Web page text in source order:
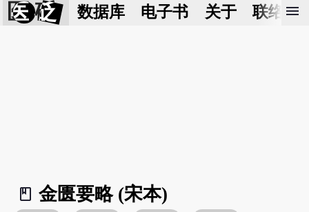
医 砭 数据库 电子书 关于 联络我
menu
book_2
金匮要略 (宋本)